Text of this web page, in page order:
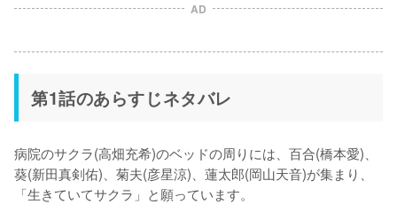
AD
第1話のあらすじネタバレ
病院のサクラ(高畑充希)のベッドの周りには、百合(橋本愛)、
葵(新田真剣佑)、菊夫(彦星涼)、蓮太郎(岡山天音)が集まり、
「生きていてサクラ」と願っています。